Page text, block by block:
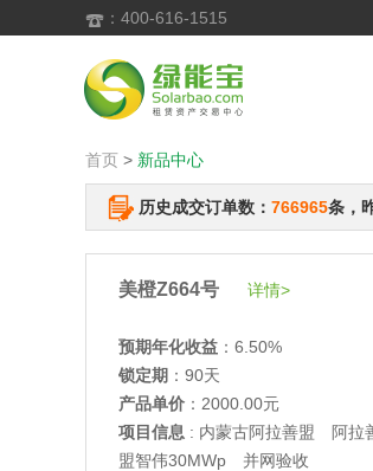
 ：400-616-1515
首页 > 新品中心
历史成交订单数： 766965条，
美橙Z664号 详情>
预期年化收益 ：6.50%
锁定期 ：90天
产品单价 ：2000.00元
项目信息 : 内蒙古阿拉善盟 阿拉
盟智伟30MWp 并网验收